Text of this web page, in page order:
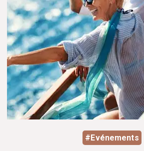
#Evénements